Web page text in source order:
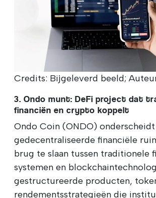
Credits: Bijgeleverd beeld;
3. Ondo munt: DeFi project dat
financiën en crypto koppelt
Ondo Coin (ONDO)
gedecentraliseerde financiële
brug te slaan tussen traditionele
systemen en
gestructureerde producten,
rendementsstrategieën die